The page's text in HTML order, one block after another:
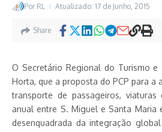
Por RL Atualizado: 17 de Junho, 2015
Share
O Secretário Regional do Turismo e
Horta, que a proposta do PCP para a
transporte de passageiros,
anual entre S. Miguel e Santa Maria
desenquadrada da integração